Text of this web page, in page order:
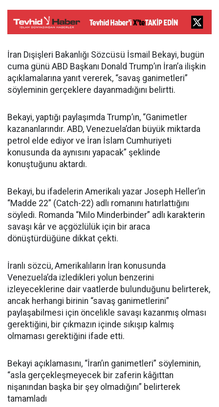
İran Dışişleri Bakanlığı Sözcüsü İsmail Bekayi, bugün
cuma günü ABD Başkanı Donald Trump’ın İran’a ilişkin
açıklamalarına yanıt vererek, “savaş ganimetleri”
söyleminin gerçeklere dayanmadığını belirtti.
Bekayi, yaptığı paylaşımda Trump’ın, “Ganimetler
kazananlarındır. ABD, Venezuela’dan büyük miktarda
petrol elde ediyor ve İran İslam Cumhuriyeti
konusunda da aynısını yapacak” şeklinde
konuştuğunu aktardı.
Bekayi, bu ifadelerin Amerikalı yazar Joseph Heller’in
“Madde 22” (Catch-22) adlı romanını hatırlattığını
söyledi. Romanda “Milo Minderbinder” adlı karakterin
savaşı kâr ve açgözlülük için bir araca
dönüştürdüğüne dikkat çekti.
İranlı sözcü, Amerikalıların İran konusunda
Venezuela’da izledikleri yolun benzerini
izleyeceklerine dair vaatlerde bulunduğunu belirterek,
ancak herhangi birinin “savaş ganimetlerini”
paylaşabilmesi için öncelikle savaşı kazanmış olması
gerektiğini, bir çıkmazın içinde sıkışıp kalmış
olmaması gerektiğini ifade etti.
Bekayi açıklamasını, “İran’ın ganimetleri” söyleminin,
“asla gerçekleşmeyecek bir zaferin kâğıttan
nişanından başka bir şey olmadığını” belirterek
tamamladı